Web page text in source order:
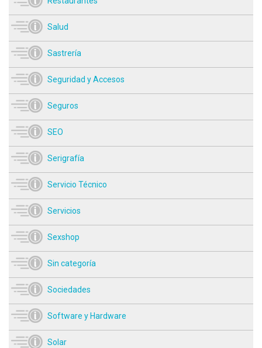
Salud
Sastrería
Seguridad y Accesos
Seguros
SEO
Serigrafía
Servicio Técnico
Servicios
Sexshop
Sin categoría
Sociedades
Software y Hardware
Solar